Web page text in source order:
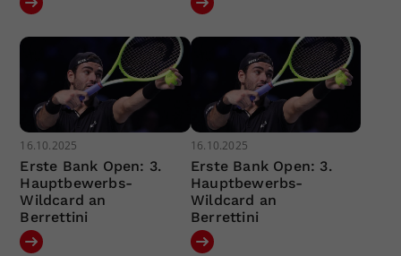
16.10.2025
Erste Bank Open: 3.
Hauptbewerbs-
Wildcard an
Berrettini
16.10.2025
Erste Bank Open: 3.
Hauptbewerbs-
Wildcard an
Berrettini